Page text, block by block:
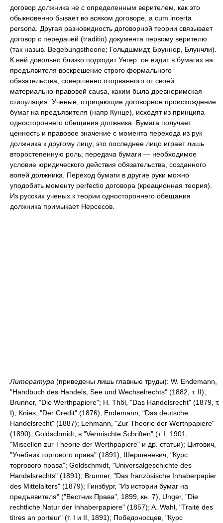
договор должника не с определенным верителем, как это
обыкновенно бывает во всяком договоре, a cum incerta
persona. Другая разновидность договорной теории связывает
договор с передачей (traditio) документа первому верителю
(так назыв. Begebungstheorie; Гольдшмидт, Бруннер, Блунчли).
К ней довольно близко подходит Унгер: он видит в бумагах на
предъявителя воскрешение строго формального
обязательства, совершенно оторванного от своей
материально-правовой causa, каким была древнеримская
стипуляция. Ученые, отрицающие договорное происхождение
бумаг на предъявителя (напр Кунце), исходят из принципа
одностороннего обещания должника. Бумага получает
ценность и правовое значение с момента перехода из рук
должника к другому лицу; это последнее лицо играет лишь
второстепенную роль; передача бумаги — необходимое
условие юридического действия обязательства, созданного
волей должника. Переход бумаги в другие руки можно
уподобить моменту perfectio договора (креационная теория).
Из русских ученых к теории одностороннего обещания
должника примыкает Нерсесов.
Литература (приведены лишь главные труды): W. Endemann,
"Handbuch des Handels, See und Wechselrechts" (1882, т. II);
Brunner, "Die Werthpapiere"; H. Thöl, "Das Handelsrecht" (1879, т.
I); Knies, "Der Credit" (1876); Endemann, "Das deutsche
Handelsrecht" (1887); Lehmann, "Zur Theorie der Werthpapiere"
(1890); Goldschmidt, в "Vermischte Schriften" (т. I, 1901,
"Miscellen zur Theorie der Werthpapiere" и др. статьи); Цитович,
"Учебник торгового права" (1891); Шершеневич, "Курс
торгового права"; Goldschmidt, "Universalgeschichte des
Handelsrechts" (1891); Brunner, "Das französische Inhaberpapier
des Mittelalters" (1879); Гинзбург, "Из истории бумаг на
предъявителя" ("Вестник Права", 1899, кн. 7), Unger, "Die
rechtliche Natur der Inhaberpapiere" (1857); A. Wahl, "Traité des
titres an porteur" (т. I и II, 1891); Победоносцев, "Курс